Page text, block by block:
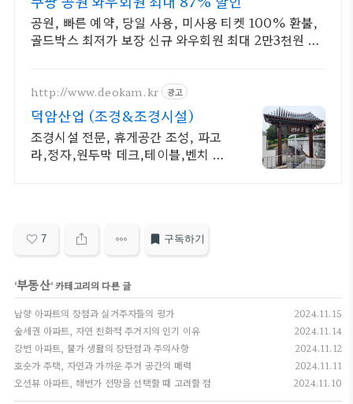
공원, 빠른 예약, 당일 사용, 미사용 티켓 100% 환불,
골드박스 최저가 보장 신규 와우회원 최대 2만3천원 쿠
http://www.deokam.kr 광고
덕암산업 (조경&조경시설)
조경시설 전문, 휴게공간 조성, 파고
라,정자,원두막 데크,테이블,벤치 직
7 구독하기
'부동산' 카테고리의 다른 글
남향 아파트의 장점과 실거주자들의 평가 2024.11.15
숲세권 아파트, 자연 친화적 주거지의 인기 이유 2024.11.14
강변 아파트, 물가 생활의 장단점과 주의사항 2024.11.12
호숫가 주택, 자연과 가까운 주거 공간의 매력 2024.11.11
오션뷰 아파트, 해변가 전망을 선택할 때 고려할 점 2024.11.10